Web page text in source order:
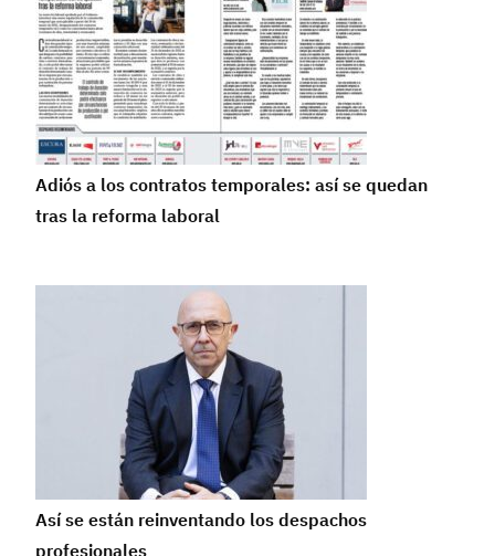
Adiós a los contratos temporales: así se quedan
tras la reforma laboral
Así se están reinventando los despachos
profesionales